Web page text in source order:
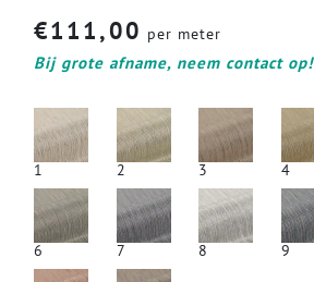
€111,00 per meter
Bij grote afname, neem contact op!
1 2 3 4
6 7 8 9